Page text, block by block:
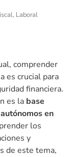
, Laboral
comprender
es crucial para
financiera.
es la base
en
los
y
de este tema,